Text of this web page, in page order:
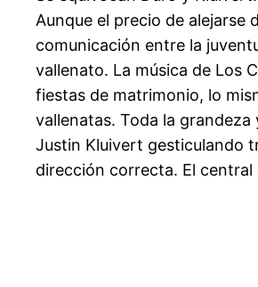
Aunque el precio de alejarse
comunicación entre la
vallenato. La música de Los
fiestas de matrimonio, lo
vallenatas. Toda la
Justin Kluivert gesticulando
dirección correcta. El central